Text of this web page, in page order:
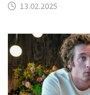
13.02.2025